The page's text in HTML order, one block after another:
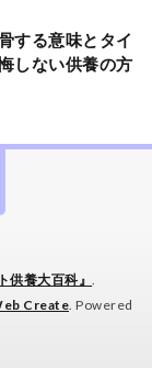
する意味とタイ
しない供養の方
供養大百科』
Create . Powered